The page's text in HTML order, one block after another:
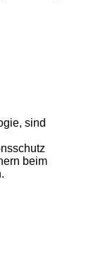
sind
beim